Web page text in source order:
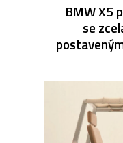
BMW X5
se